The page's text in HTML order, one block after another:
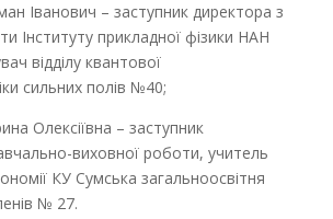
Іванович – заступник директора з
Інституту прикладної фізики НАН
відділу квантової
сильних полів №40;
Олексіївна – заступник
виховної роботи, учитель
КУ Сумська загальноосвітня
№ 27.